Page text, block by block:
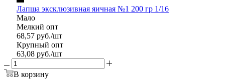
Лапша эксклюзивная яичная №1 200 гр 1/16
Мало
Мелкий опт
68,57 руб./шт
Крупный опт
63,08 руб./шт
В корзину